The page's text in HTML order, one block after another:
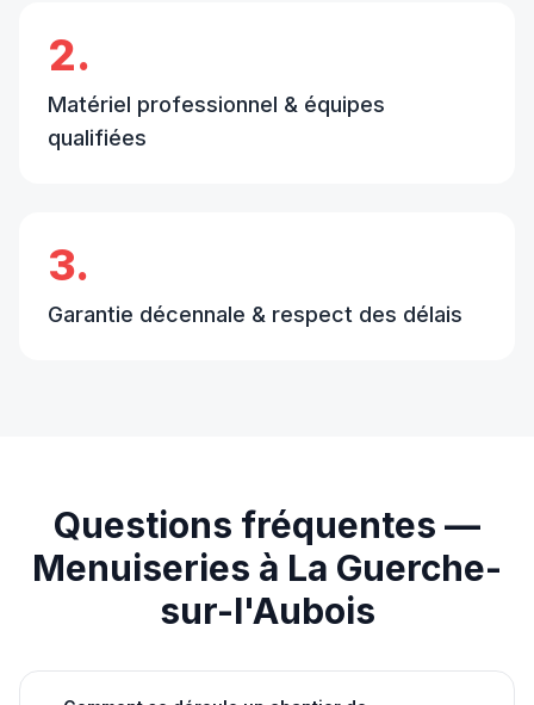
2.
Matériel professionnel & équipes
qualifiées
3.
Garantie décennale & respect des délais
Questions fréquentes —
Menuiseries à La Guerche-
sur-l'Aubois